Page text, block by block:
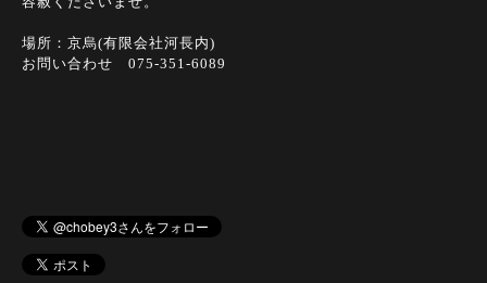
場所：京烏(有限会社河長内)
お問い合わせ 075-351-6089